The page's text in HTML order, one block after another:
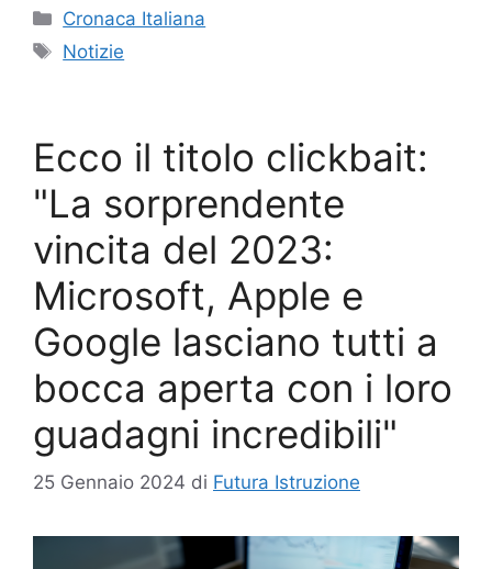
Categorie
Cronaca Italiana
Tag
Notizie
Ecco il titolo clickbait:
"La sorprendente
vincita del 2023:
Microsoft, Apple e
Google lasciano tutti a
bocca aperta con i loro
guadagni incredibili"
25 Gennaio 2024 di Futura Istruzione